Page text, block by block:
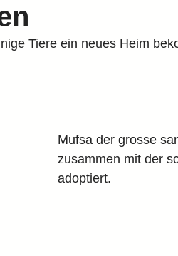
Tiere ein neues Heim
Mufsa der grosse
zusammen mit der
adoptiert.